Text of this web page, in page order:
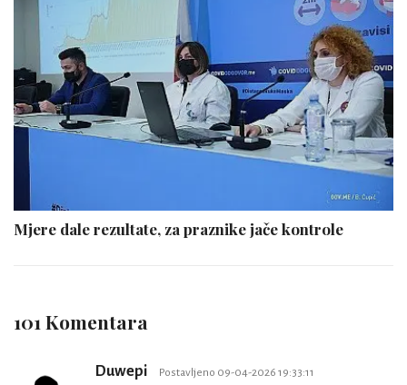
Mjere dale rezultate, za praznike jače kontrole
101 Komentara
Duwepi Postavljeno 09-04-2026 19:33:11